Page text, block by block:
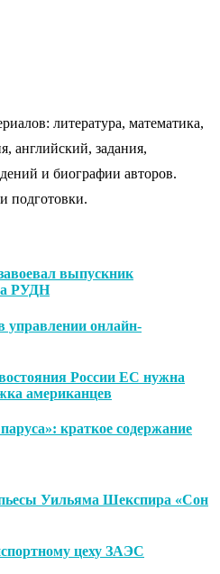
литература, математика,
английский, задания,
и биографии авторов.
подготовки.
выпускник
РУДН
управлении онлайн-
России ЕС нужна
американцев
краткое содержание
Уильяма Шекспира «Сон
цеху ЗАЭС